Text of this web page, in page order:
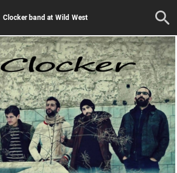
Clocker band at Wild West